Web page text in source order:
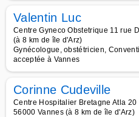
Valentin Luc
Centre Gyneco Obstetrique 11 rue
(à 8 km de île d'Arz)
Gynécologue, obstétricien,
acceptée à Vannes
Corinne Cudeville
Centre Hospitalier Bretagne Atla
56000 Vannes (à 8 km de île d'Arz)